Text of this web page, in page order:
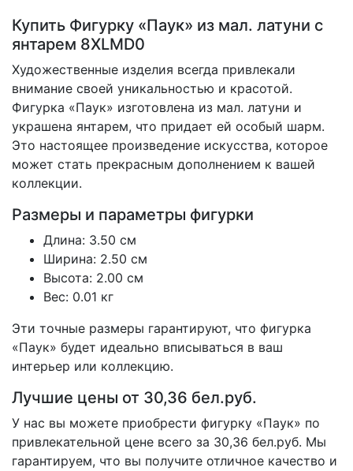
Купить Фигурку «Паук» из мал. латуни с
янтарем 8XLMD0
Художественные изделия всегда привлекали
внимание своей уникальностью и красотой.
Фигурка «Паук» изготовлена из мал. латуни и
украшена янтарем, что придает ей особый шарм.
Это настоящее произведение искусства, которое
может стать прекрасным дополнением к вашей
коллекции.
Размеры и параметры фигурки
Длина: 3.50 см
Ширина: 2.50 см
Высота: 2.00 см
Вес: 0.01 кг
Эти точные размеры гарантируют, что фигурка
«Паук» будет идеально вписываться в ваш
интерьер или коллекцию.
Лучшие цены от 30,36 бел.руб.
У нас вы можете приобрести фигурку «Паук» по
привлекательной цене всего за 30,36 бел.руб. Мы
гарантируем, что вы получите отличное качество и